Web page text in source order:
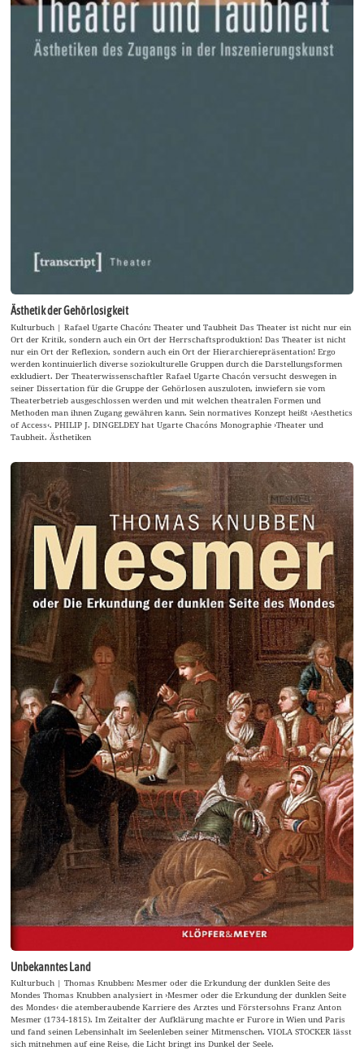
Ästhetik der Gehörlosigkeit
Kulturbuch | Rafael Ugarte Chacón: Theater und Taubheit Das Theater ist nicht nur ein
Ort der Kritik, sondern auch ein Ort der Herrschaftsproduktion! Das Theater ist nicht
nur ein Ort der Reflexion, sondern auch ein Ort der Hierarchierepräsentation! Ergo
werden kontinuierlich diverse soziokulturelle Gruppen durch die Darstellungsformen
exkludiert. Der Theaterwissenschaftler Rafael Ugarte Chacón versucht deswegen in
seiner Dissertation für die Gruppe der Gehörlosen auszuloten, inwiefern sie vom
Theaterbetrieb ausgeschlossen werden und mit welchen theatralen Formen und
Methoden man ihnen Zugang gewähren kann. Sein normatives Konzept heißt ›Aesthetics
of Access‹. PHILIP J. DINGELDEY hat Ugarte Chacóns Monographie ›Theater und
Taubheit. Ästhetiken
Unbekanntes Land
Kulturbuch | Thomas Knubben: Mesmer oder die Erkundung der dunklen Seite des
Mondes Thomas Knubben analysiert in ›Mesmer oder die Erkundung der dunklen Seite
des Mondes‹ die atemberaubende Karriere des Arztes und Förstersohns Franz Anton
Mesmer (1734-1815). Im Zeitalter der Aufklärung machte er Furore in Wien und Paris
und fand seinen Lebensinhalt im Seelenleben seiner Mitmenschen. VIOLA STOCKER lässt
sich mitnehmen auf eine Reise, die Licht bringt ins Dunkel der Seele.